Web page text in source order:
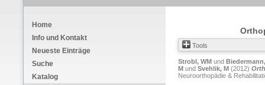
Home
Info und Kontakt
Neueste Einträge
Suche
Katalog
Tools
Strobl, WM und
M und Svehlik, M (2012)
Neuroorthopädie &